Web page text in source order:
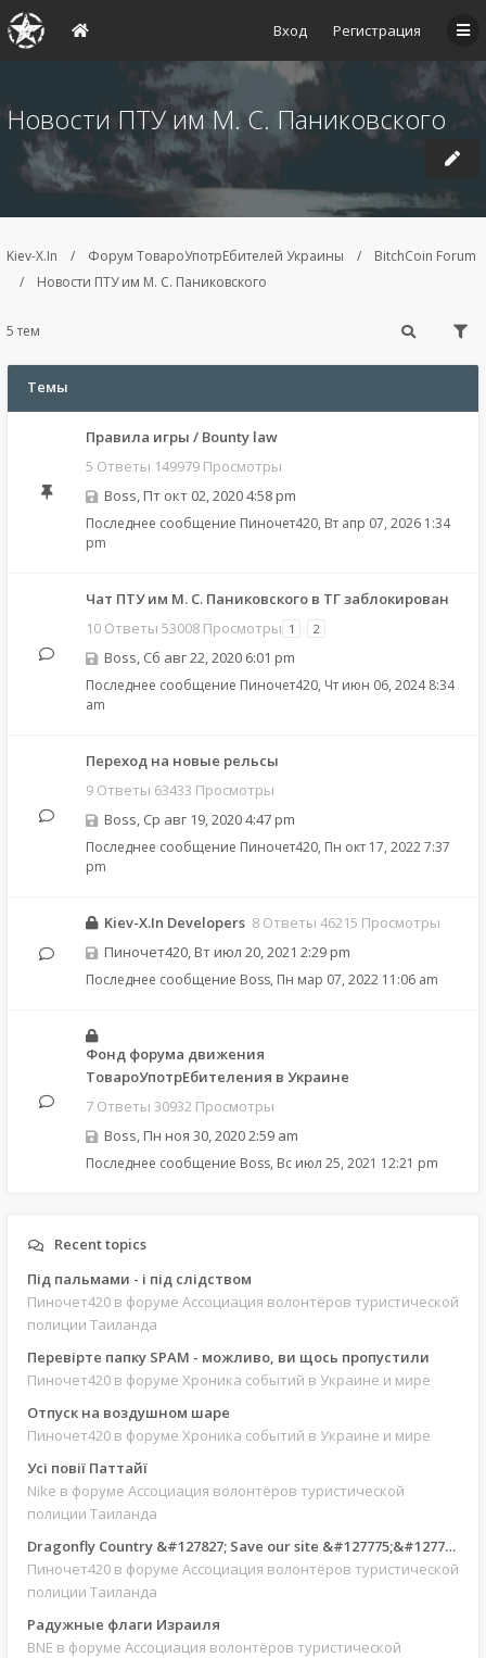
Вход Регистрация
Новости ПТУ им М. С. Паниковского
Kiev-X.In Форум ТовароУпотрЕбителей Украины
BitchCoin Forum
Новости ПТУ им М. С. Паниковского
5 тем
Темы
Правила игры / Bounty law
5 Ответы 149979 Просмотры
Boss, Пт окт 02, 2020 4:58 pm
Последнее сообщение Пиночет420, Вт апр 07, 2026 1:34
pm
Чат ПТУ им М. С. Паниковского в ТГ заблокирован
10 Ответы 53008 Просмотры 1 2
Boss, Сб авг 22, 2020 6:01 pm
Последнее сообщение Пиночет420, Чт июн 06, 2024 8:34
am
Переход на новые рельсы
9 Ответы 63433 Просмотры
Boss, Ср авг 19, 2020 4:47 pm
Последнее сообщение Пиночет420, Пн окт 17, 2022 7:37
pm
Kiev-X.In Developers 8 Ответы 46215 Просмотры
Пиночет420, Вт июл 20, 2021 2:29 pm
Последнее сообщение Boss, Пн мар 07, 2022 11:06 am
Фонд форума движения
ТовароУпотрЕбителения в Украине
7 Ответы 30932 Просмотры
Boss, Пн ноя 30, 2020 2:59 am
Последнее сообщение Boss, Вс июл 25, 2021 12:21 pm
Recent topics
Під пальмами - і під слідством
Пиночет420 в форуме Ассоциация волонтёров туристической
полиции Таиланда
Перевірте папку SPAM - можливо, ви щось пропустили
Пиночет420 в форуме Хроника событий в Украине и мире
Отпуск на воздушном шаре
Пиночет420 в форуме Хроника событий в Украине и мире
Усі повії Паттайї
Nike в форуме Ассоциация волонтёров туристической
полиции Таиланда
Dragonfly Country &#127827; Save our site &#127775;&#127769;
Пиночет420 в форуме Ассоциация волонтёров туристической
полиции Таиланда
Радужные флаги Израиля
BNE в форуме Ассоциация волонтёров туристической